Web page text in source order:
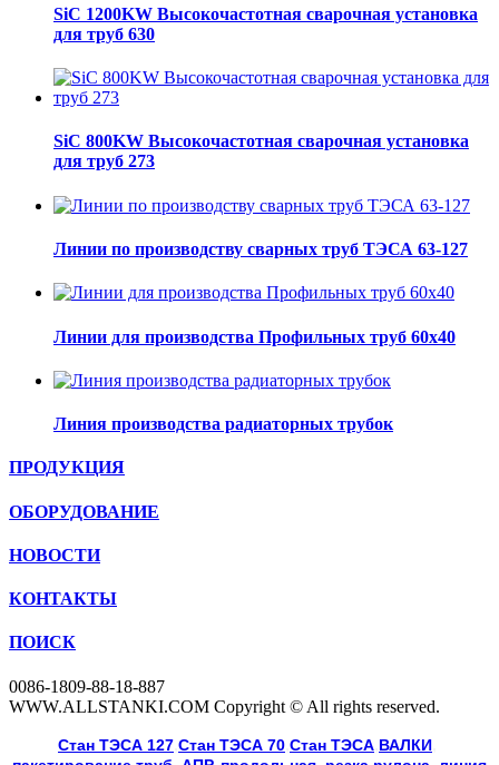
SiC 1200KW Высокочастотная сварочная установка
для труб 630
SiC 800KW Высокочастотная сварочная установка
для труб 273
Линии по производству сварных труб ТЭСА 63-127
Линии для производства Профильных труб 60х40
Линия производства радиаторных трубок
ПРОДУКЦИЯ
ОБОРУДОВАНИЕ
НОВОСТИ
КОНТАКТЫ
ПОИСК
0086-1809-88-18-887
WWW.ALLSTANKI.COM Copyright © All rights reserved.
Cтан ТЭСА 127 Cтан ТЭСА 70 Cтан ТЭСА ВАЛКИ